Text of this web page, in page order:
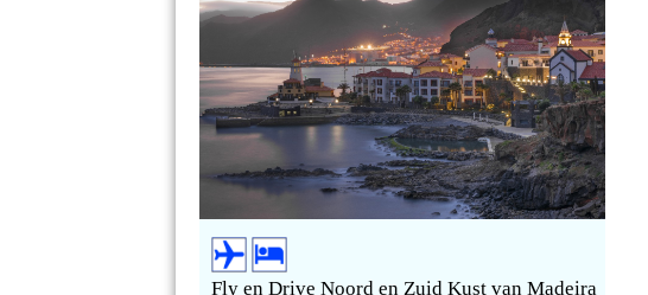
Fly en Drive Noord en Zuid Kust van Madeira